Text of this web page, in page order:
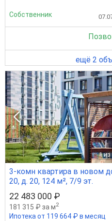
Собственник
ещё 2
1 из
3-комн квартира в новом
20, д. 20, 124 м², 7/9 эт.
22 483 000 ₽
181 315 ₽ за м2
Ипотека от 119 664 ₽ в месяц